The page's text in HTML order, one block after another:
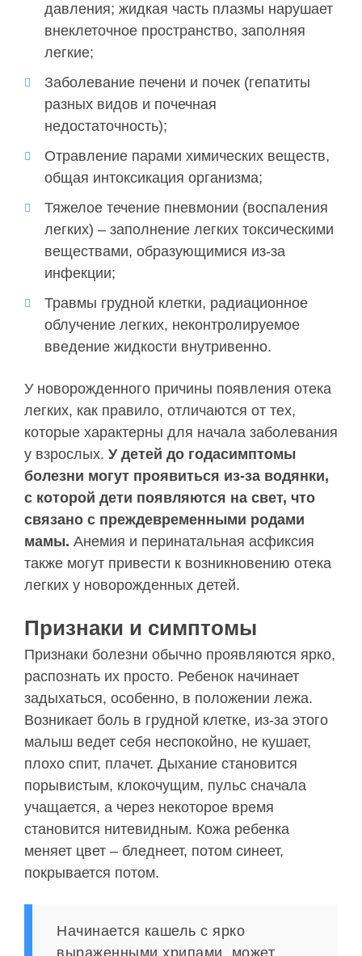
давления; жидкая часть плазмы нарушает
внеклеточное пространство, заполняя
легкие;
Заболевание печени и почек (гепатиты
разных видов и почечная
недостаточность);
Отравление парами химических веществ,
общая интоксикация организма;
Тяжелое течение пневмонии (воспаления
легких) – заполнение легких токсическими
веществами, образующимися из-за
инфекции;
Травмы грудной клетки, радиационное
облучение легких, неконтролируемое
введение жидкости внутривенно.
У новорожденного причины появления отека
легких, как правило, отличаются от тех,
которые характерны для начала заболевания
у взрослых. У детей до годасимптомы
болезни могут проявиться из-за водянки,
с которой дети появляются на свет, что
связано с преждевременными родами
мамы. Анемия и перинатальная асфиксия
также могут привести к возникновению отека
легких у новорожденных детей.
Признаки и симптомы
Признаки болезни обычно проявляются ярко,
распознать их просто. Ребенок начинает
задыхаться, особенно, в положении лежа.
Возникает боль в грудной клетке, из-за этого
малыш ведет себя неспокойно, не кушает,
плохо спит, плачет. Дыхание становится
порывистым, клокочущим, пульс сначала
учащается, а через некоторое время
становится нитевидным. Кожа ребенка
меняет цвет – бледнеет, потом синеет,
покрывается потом.
Начинается кашель с ярко